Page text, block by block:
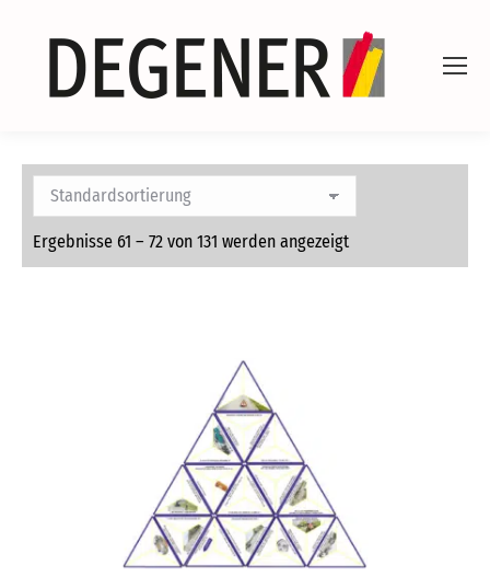
Ergebnisse 61 – 72 von 131 werden angezeigt